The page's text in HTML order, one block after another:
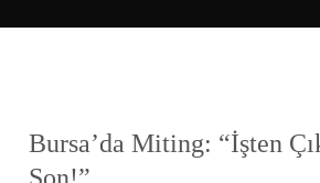
Bursa’da Miting: “İşten